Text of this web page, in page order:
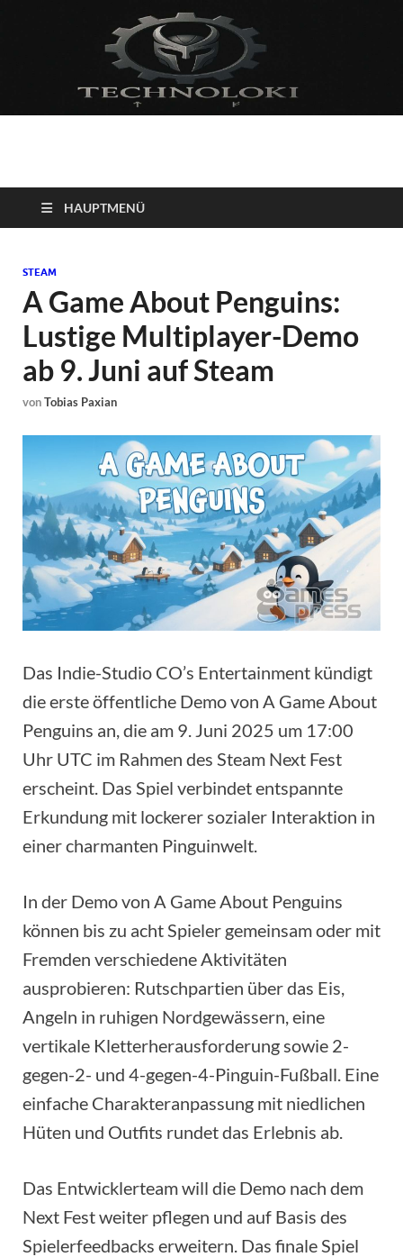
Technoloki: Gaming
und Entertainment
News
Blockbuster, Indie-Perlen und Retro-Klassiker.
HAUPTMENÜ
STEAM
A Game About Penguins:
Lustige Multiplayer-Demo
ab 9. Juni auf Steam
vonTobias Paxian
Das Indie-Studio CO’s Entertainment kündigt
die erste öffentliche Demo von A Game About
Penguins an, die am 9. Juni 2025 um 17:00
Uhr UTC im Rahmen des Steam Next Fest
erscheint. Das Spiel verbindet entspannte
Erkundung mit lockerer sozialer Interaktion in
einer charmanten Pinguinwelt.
In der Demo von A Game About Penguins
können bis zu acht Spieler gemeinsam oder mit
Fremden verschiedene Aktivitäten
ausprobieren: Rutschpartien über das Eis,
Angeln in ruhigen Nordgewässern, eine
vertikale Kletterherausforderung sowie 2-
gegen-2- und 4-gegen-4-Pinguin-Fußball. Eine
einfache Charakteranpassung mit niedlichen
Hüten und Outfits rundet das Erlebnis ab.
Das Entwicklerteam will die Demo nach dem
Next Fest weiter pflegen und auf Basis des
Spielerfeedbacks erweitern. Das finale Spiel